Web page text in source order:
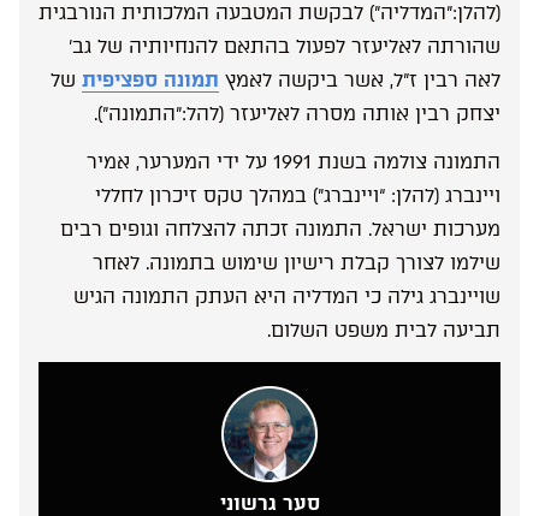
(להלן:”המדליה”) לבקשת המטבעה המלכותית הנורבגית
שהורתה לאליעזר לפעול בהתאם להנחיותיה של גב’
לאה רבין ז”ל, אשר ביקשה לאמץ תמונה ספציפית של
יצחק רבין אותה מסרה לאליעזר (להל:”התמונה”).
התמונה צולמה בשנת 1991 על ידי המערער, אמיר
ויינברג (להלן: “ויינברג”) במהלך טקס זיכרון לחללי
מערכות ישראל. התמונה זכתה להצלחה וגופים רבים
שילמו לצורך קבלת רישיון שימוש בתמונה. לאחר
שויינברג גילה כי המדליה היא העתק התמונה הגיש
תביעה לבית משפט השלום.
סער גרשוני